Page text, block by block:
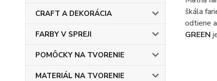
CRAFT A DEKORÁCIA
FARBY V SPREJI
POMÔCKY NA TVORENIE
MATERIÁL NA TVORENIE
škála
odtiene
GREEN